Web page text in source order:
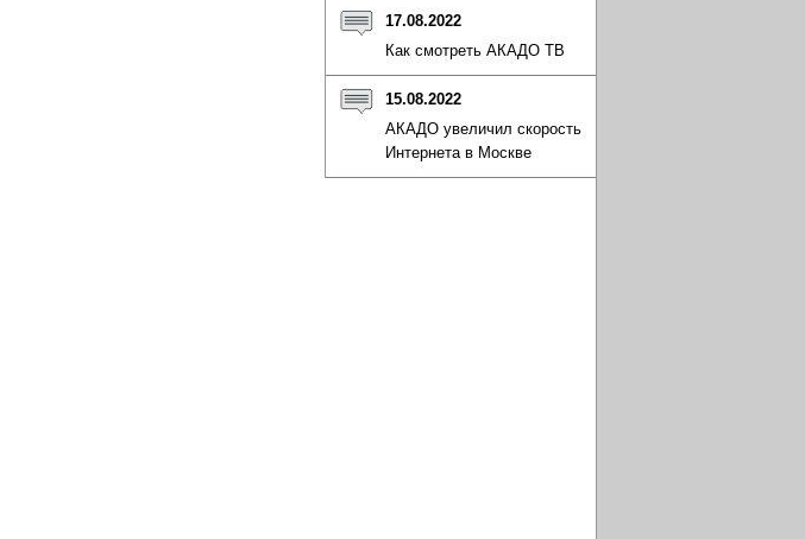
17.08.2022
Как смотреть АКАДО ТВ
15.08.2022
АКАДО увеличил скорость
Интернета в Москве